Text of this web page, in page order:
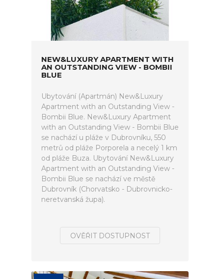
NEW&LUXURY APARTMENT WITH
AN OUTSTANDING VIEW - BOMBII
BLUE
Ubytování (Apartmán) New&Luxury
Apartment with an Outstanding View -
Bombii Blue. New&Luxury Apartment
with an Outstanding View - Bombii Blue
se nachází u pláže v Dubrovníku, 550
metrů od pláže Porporela a necelý 1 km
od pláže Buza. Ubytování New&Luxury
Apartment with an Outstanding View -
Bombii Blue se nachází ve městě
Dubrovník (Chorvatsko - Dubrovnicko-
neretvanská župa).
OVĚŘIT DOSTUPNOST